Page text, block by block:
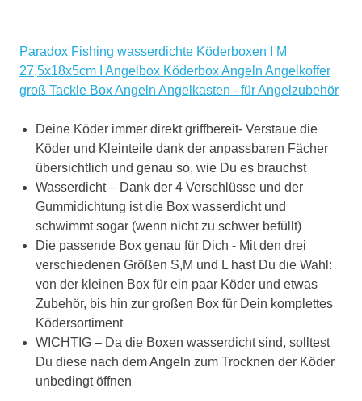
Paradox Fishing wasserdichte Köderboxen I M
27,5x18x5cm I Angelbox Köderbox Angeln Angelkoffer
groß Tackle Box Angeln Angelkasten - für Angelzubehör
Deine Köder immer direkt griffbereit- Verstaue die
Köder und Kleinteile dank der anpassbaren Fächer
übersichtlich und genau so, wie Du es brauchst
Wasserdicht – Dank der 4 Verschlüsse und der
Gummidichtung ist die Box wasserdicht und
schwimmt sogar (wenn nicht zu schwer befüllt)
Die passende Box genau für Dich - Mit den drei
verschiedenen Größen S,M und L hast Du die Wahl:
von der kleinen Box für ein paar Köder und etwas
Zubehör, bis hin zur großen Box für Dein komplettes
Ködersortiment
WICHTIG – Da die Boxen wasserdicht sind, solltest
Du diese nach dem Angeln zum Trocknen der Köder
unbedingt öffnen